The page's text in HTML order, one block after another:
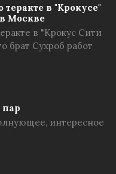
в "Крокусе"
Москве
в "Крокус Сити
брат Сухроб работ
пар
интересное